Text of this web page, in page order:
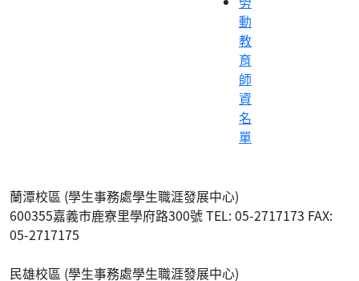
動
教
育
師
資
名
單
蘭潭校區 (學生事務處學生職涯發展中心)
600355嘉義市鹿寮里學府路300號 TEL: 05-2717173 FAX:
05-2717175
民雄校區 (學生事務處學生職涯發展中心)